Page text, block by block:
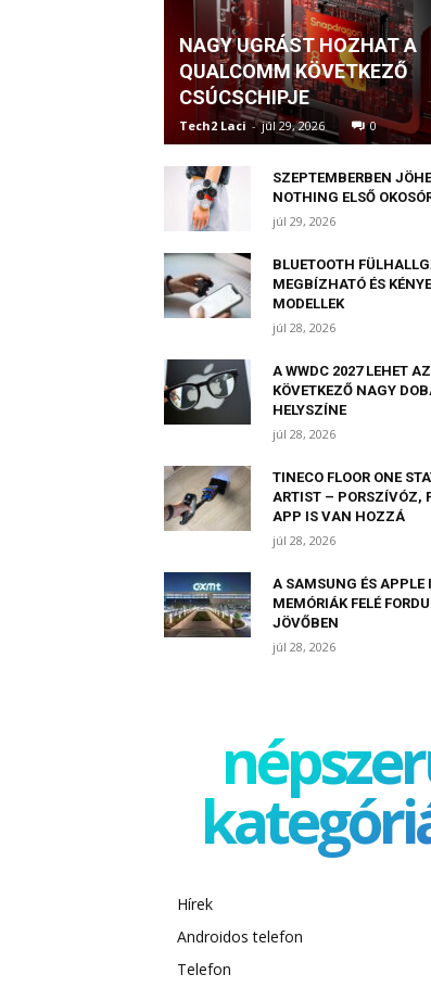
NAGY UGRÁST HOZHAT A
QUALCOMM KÖVETKEZŐ
CSÚCSCHIPJE
Tech2 Laci - júl 29, 2026 0
SZEPTEMBERBEN
NOTHING ELSŐ
júl 29, 2026
BLUETOOTH
MEGBÍZHATÓ ÉS
MODELLEK
júl 28, 2026
A WWDC 2027 LEHET
KÖVETKEZŐ NAGY
HELYSZÍNE
júl 28, 2026
TINECO FLOOR ONE
ARTIST – PORSZÍVÓZ,
APP IS VAN HOZZÁ
júl 28, 2026
A SAMSUNG ÉS APPLE
MEMÓRIÁK FELÉ
JÖVŐBEN
júl 28, 2026
Hírek
Androidos telefon
Telefon